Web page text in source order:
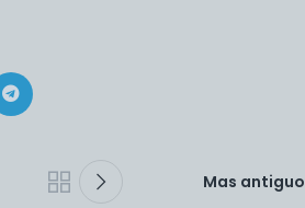
Mas antiguo